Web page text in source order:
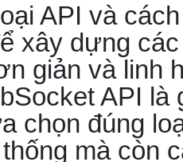
API và
xây dựng
giản và linh
API
chọn đúng
mà còn